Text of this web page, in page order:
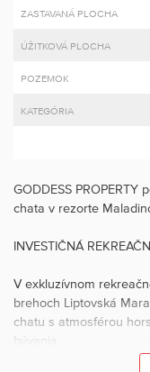
ZASTAVANÁ PLOCHA
ÚŽITKOVÁ PLOCHA
POZEMOK
KATEGÓRIA
GODDESS PROPERTY
chata v rezorte
INVESTIČNÁ
V exkluzívnom
brehoch Liptovská
chatu s atmosférou
bývania.